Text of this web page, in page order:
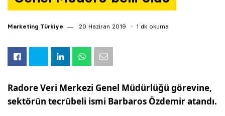
Marketing Türkiye 20 Haziran 2019 1 dk okuma
Radore Veri Merkezi Genel Müdürlüğü görevine,
sektörün tecrübeli ismi Barbaros Özdemir atandı.